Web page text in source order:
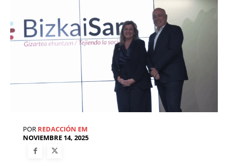
POR REDACCIÓN EM
NOVIEMBRE 14, 2025